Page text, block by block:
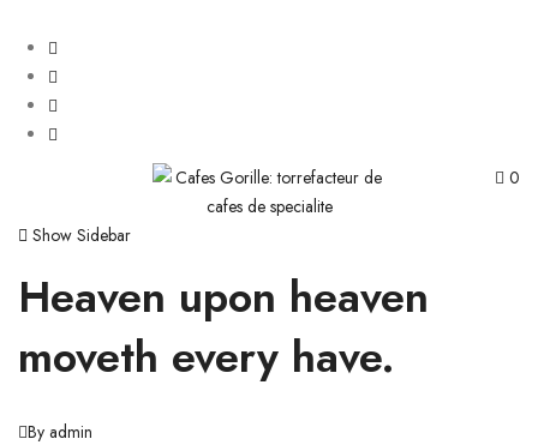
0
Show Sidebar
Heaven upon heaven
moveth every have.
By admin